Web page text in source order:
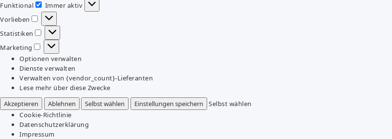
Funktional
Funktional
Immer aktiv
Vorlieben
Vorlieben
Statistiken
Statistiken
Marketing
Marketing
Optionen verwalten
Dienste verwalten
Verwalten von {vendor_count}-Lieferanten
Lese mehr über diese Zwecke
Akzeptieren
Ablehnen Selbst wählen Einstellungen speichern
Selbst wählen
Cookie-Richtlinie
Datenschutzerklärung
Impressum